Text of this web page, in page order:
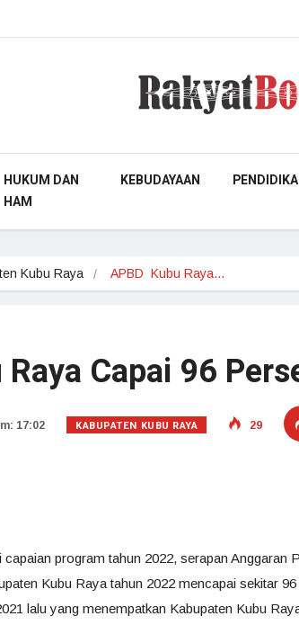
HUKUM DAN
HAM
KEBUDAYAAN
Kubu Raya APBD  Kubu Raya…
Capai 96
17:02 KABUPATEN KUBU RAYA 29
program tahun 2022, serapan Anggaran
Kubu Raya tahun 2022 mencapai sekitar
lalu yang menempatkan Kabupaten Kubu